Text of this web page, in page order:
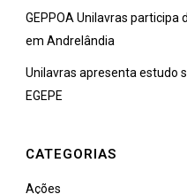
GEPPOA Unilavras participa
em Andrelândia
Unilavras apresenta estudo
EGEPE
CATEGORIAS
Ações